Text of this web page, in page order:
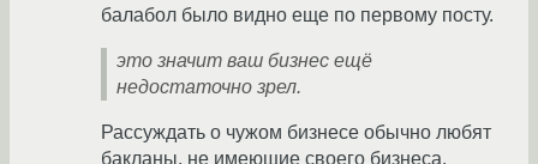
балабол было видно еще по первому посту.
это значит ваш бизнес ещё
недостаточно зрел.
Рассуждать о чужом бизнесе обычно любят
бакланы, не имеющие своего бизнеса.